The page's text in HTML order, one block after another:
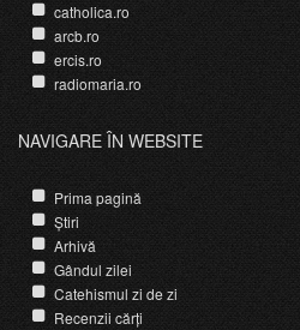
catholica.ro
arcb.ro
ercis.ro
radiomaria.ro
NAVIGARE ÎN WEBSITE
Prima pagină
Știri
Arhivă
Gândul zilei
Catehismul zi de zi
Recenzii cărți